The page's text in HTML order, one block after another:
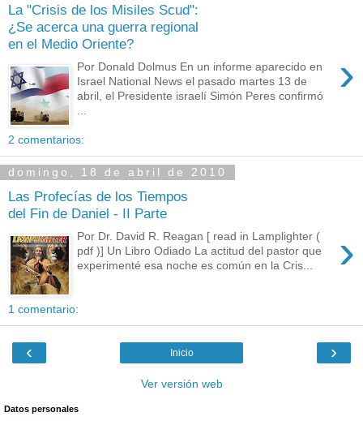
La "Crisis de los Misiles Scud":
¿Se acerca una guerra regional
en el Medio Oriente?
›
Por Donald Dolmus En un informe aparecido en
Israel National News el pasado martes 13 de
abril, el Presidente israelí Simón Peres confirmó
2 comentarios:
domingo, 18 de abril de 2010
Las Profecías de los Tiempos
del Fin de Daniel - II Parte
›
Por Dr. David R. Reagan [ read in Lamplighter (
pdf )] Un Libro Odiado La actitud del pastor que
experimenté esa noche es común en la Cris...
1 comentario:
‹ ›
Inicio
Ver versión web
Datos personales